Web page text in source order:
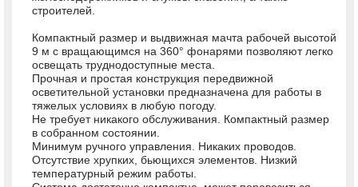
строителей.
Компактный размер и выдвижная мачта рабочей высотой
9 м с вращающимся на 360° фонарями позволяют легко
освещать труднодоступные места.
Прочная и простая конструкция передвижной
осветительной установки предназначена для работы в
тяжелых условиях в любую погоду.
Не требует никакого обслуживания. Компактный размер
в собранном состоянии.
Минимум ручного управления. Никаких проводов.
Отсутствие хрупких, бьющихся элементов. Низкий
температурный режим работы.